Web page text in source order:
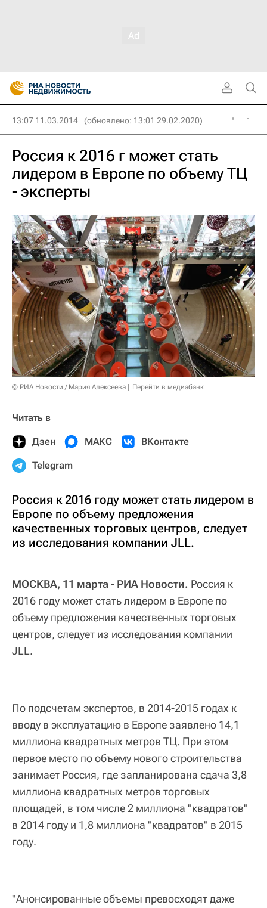
13:07 11.03.2014 (обновлено: 13:01 29.02.2020)
Россия к 2016 г может стать
лидером в Европе по объему ТЦ
- эксперты
© РИА Новости / Мария Алексеева Перейти в медиабанк
Читать в
Дзен МАКС ВКонтакте
Telegram
Россия к 2016 году может стать лидером в
Европе по объему предложения
качественных торговых центров, следует
из исследования компании JLL.
МОСКВА, 11 марта - РИА Новости. Россия к
2016 году может стать лидером в Европе по
объему предложения качественных торговых
центров, следует из исследования компании
JLL.
По подсчетам экспертов, в 2014-2015 годах к
вводу в эксплуатацию в Европе заявлено 14,1
миллиона квадратных метров ТЦ. При этом
первое место по объему нового строительства
занимает Россия, где запланирована сдача 3,8
миллиона квадратных метров торговых
площадей, в том числе 2 миллиона "квадратов"
в 2014 году и 1,8 миллиона "квадратов" в 2015
году.
"Анонсированные объемы превосходят даже